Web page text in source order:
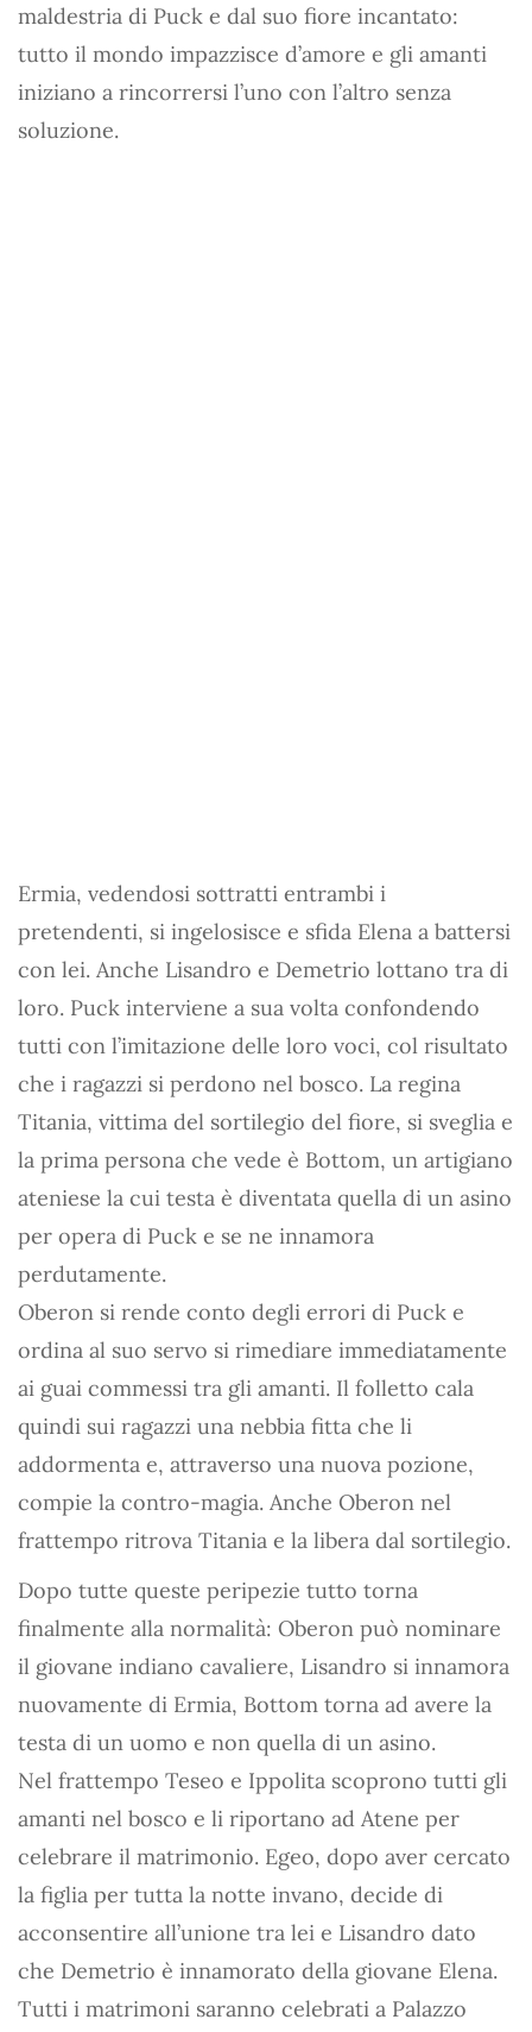
maldestria di Puck e dal suo fiore incantato:
tutto il mondo impazzisce d’amore e gli amanti
iniziano a rincorrersi l’uno con l’altro senza
soluzione.
Ermia, vedendosi sottratti entrambi i
pretendenti, si ingelosisce e sfida Elena a battersi
con lei. Anche Lisandro e Demetrio lottano tra di
loro. Puck interviene a sua volta confondendo
tutti con l’imitazione delle loro voci, col risultato
che i ragazzi si perdono nel bosco. La regina
Titania, vittima del sortilegio del fiore, si sveglia e
la prima persona che vede è Bottom, un artigiano
ateniese la cui testa è diventata quella di un asino
per opera di Puck e se ne innamora
perdutamente.
Oberon si rende conto degli errori di Puck e
ordina al suo servo si rimediare immediatamente
ai guai commessi tra gli amanti. Il folletto cala
quindi sui ragazzi una nebbia fitta che li
addormenta e, attraverso una nuova pozione,
compie la contro-magia. Anche Oberon nel
frattempo ritrova Titania e la libera dal sortilegio.
Dopo tutte queste peripezie tutto torna
finalmente alla normalità: Oberon può nominare
il giovane indiano cavaliere, Lisandro si innamora
nuovamente di Ermia, Bottom torna ad avere la
testa di un uomo e non quella di un asino.
Nel frattempo Teseo e Ippolita scoprono tutti gli
amanti nel bosco e li riportano ad Atene per
celebrare il matrimonio. Egeo, dopo aver cercato
la figlia per tutta la notte invano, decide di
acconsentire all’unione tra lei e Lisandro dato
che Demetrio è innamorato della giovane Elena.
Tutti i matrimoni saranno celebrati a Palazzo